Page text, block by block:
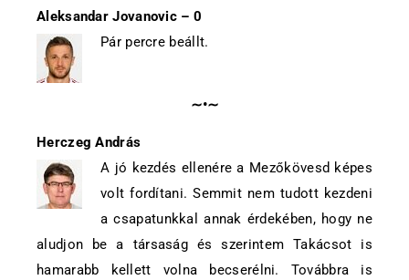
Aleksandar Jovanovic – 0
Pár percre beállt.
∼•∼
Herczeg András
A jó kezdés ellenére a Mezőkövesd képes
volt fordítani. Semmit nem tudott kezdeni
a csapatunkkal annak érdekében, hogy ne
aludjon be a társaság és szerintem Takácsot is
hamarabb kellett volna becserélni. Továbbra is